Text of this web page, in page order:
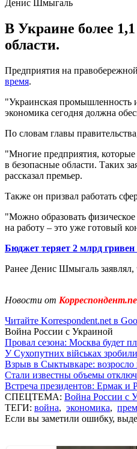
Денис Шмыгаль
В Украине более
области.
Предприятия на
время.
"Украинская промышленность
экономика сегодня должна
По словам главы
"Многие предприятия, которые
в безопасные области. Таких
рассказал премьер.
Также он призвал работать
"Можно образовать
на работу – это уже готовый
Бюджет теряет 2 млрд
Ранее Денис Шмыгаль заявлял,
Новости от
Читайте Korrespondent.net в
Война России с Украиной
Провал сезона: Москва будет
У Сухопутних військах зробили
Взрыв в Сыктывкаре: возросло
Стали известны объемы
Встреча президентов: Ермак и
СПЕЦТЕМА: Война России с
ТЕГИ: война, экономика,
Если вы заметили ошибку,